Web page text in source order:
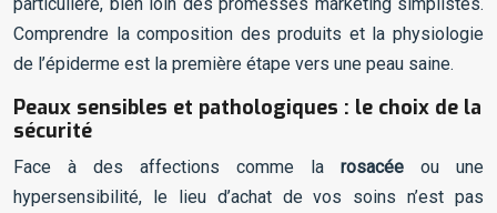
Comprendre la composition des produits et la physiologie
de l’épiderme est la première étape vers une peau saine.
Peaux sensibles et pathologiques : le choix de la
sécurité
Face à des affections comme la rosacée ou une
hypersensibilité, le lieu d’achat de vos soins n’est pas